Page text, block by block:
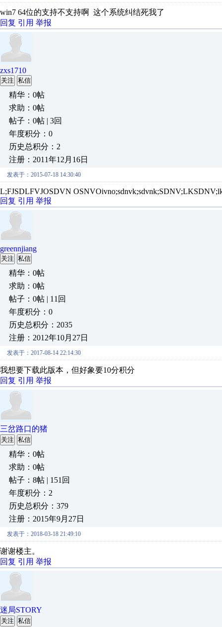
win7 64位的支持不支持啊 这个系统纠结死我了
回复 引用 举报
zxs1710
关注 私信
精华：0帖
求助：0帖
帖子：0帖 | 3回
年度积分：0
历史总积分：2
注册：2011年12月16日
发表于：2015-07-18 14:30:40
L;FJSDLFVJOSDVN
回复 引用 举报
greennjiang
关注 私信
精华：0帖
求助：0帖
帖子：0帖 | 11回
年度积分：0
历史总积分：2035
注册：2012年10月27日
发表于：2017-08-14 22:14:30
我想要下载此版本，但好象要10分积分
回复 引用 举报
三岔路口的猪
关注 私信
精华：0帖
求助：0帖
帖子：8帖 | 151回
年度积分：2
历史总积分：379
注册：2015年9月27日
发表于：2018-03-18 21:49:10
谢谢楼主。
回复 引用 举报
迷局STORY
关注 私信